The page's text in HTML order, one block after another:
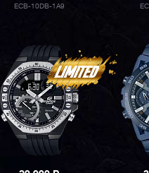
ECB-10DB-1A9